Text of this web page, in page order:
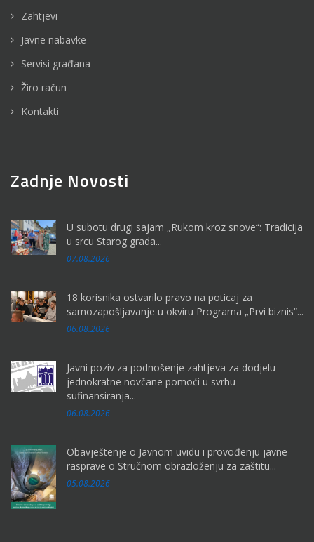
Zahtjevi
Javne nabavke
Servisi građana
Žiro račun
Kontakti
Zadnje Novosti
U subotu drugi sajam „Rukom kroz snove“: Tradicija
u srcu Starog grada...
07.08.2026
18 korisnika ostvarilo pravo na poticaj za
samozapošljavanje u okviru Programa „Prvi biznis“...
06.08.2026
Javni poziv za podnošenje zahtjeva za dodjelu
jednokratne novčane pomoći u svrhu
sufinansiranja...
06.08.2026
Obavještenje o Javnom uvidu i provođenju javne
rasprave o Stručnom obrazloženju za zaštitu...
05.08.2026